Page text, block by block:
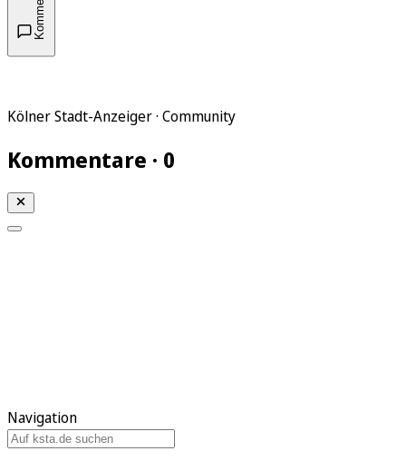
Kölner Stadt-Anzeiger · Community
Kommentare · 0
Navigation